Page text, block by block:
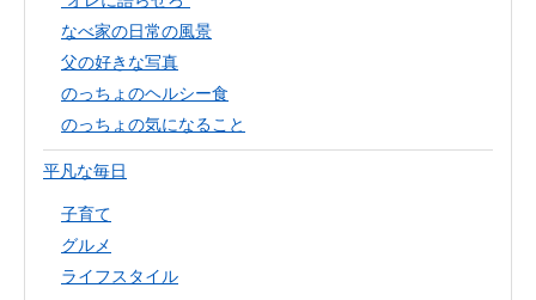
なべ家の日常の風景
父の好きな写真
のっちょのヘルシー食
のっちょの気になること
平凡な毎日
子育て
グルメ
ライフスタイル